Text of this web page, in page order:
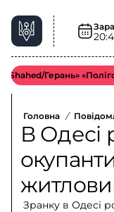
Герань» «Полігон
Головна /
В Одесі
Зранку в Одесі